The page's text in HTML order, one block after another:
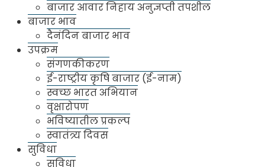
बाजार आवार निहाय अनुज्ञप्ती तपशील
बाजार भाव
दैनंदिन बाजार भाव
उपक्रम
संगणकीकरण
ई-राष्ट्रीय कृषि बाजार (ई-नाम)
स्वच्छ भारत अभियान
वृक्षारोपण
भविष्यातील प्रकल्प
स्वातंत्र्य दिवस
सुविधा
सुविधा
एपीएमसी बद्दल
बाजार विभाग
वार्षिक उत्पन्न
भरती
धर्मवीर संभाजी राजे भाजीपाला संकुल